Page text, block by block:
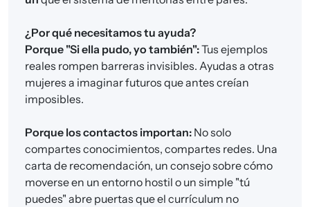
¿Por qué necesitamos tu ayuda?
Porque "Si ella pudo, yo también":Tus ejemplos
reales rompen barreras invisibles. Ayudas a otras
mujeres a imaginar futuros que antes creían
imposibles.
Porque los contactos importan: No solo
compartes conocimientos, compartes redes. Una
carta de recomendación, un consejo sobre cómo
moverse en un entorno hostil o un simple "tú
puedes" abre puertas que el currículum no